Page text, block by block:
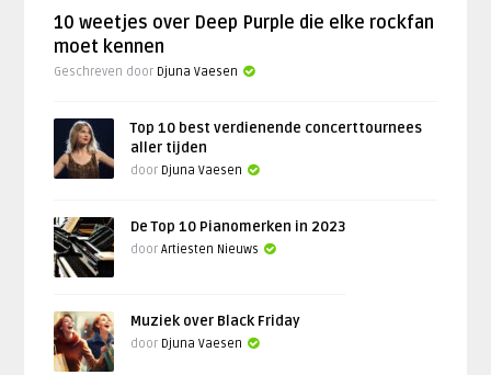
10 weetjes over Deep Purple die elke rockfan
moet kennen
Geschreven door Djuna Vaesen
Top 10 best verdienende concerttournees
aller tijden
door Djuna Vaesen
De Top 10 Pianomerken in 2023
doorArtiesten Nieuws
Muziek over Black Friday
door Djuna Vaesen